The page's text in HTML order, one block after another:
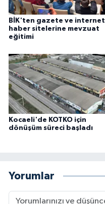
BİK'ten gazete ve internet
haber sitelerine mevzuat
eğitimi
Kocaeli'de KOTKO için
dönüşüm süreci başladı
Yorumlar